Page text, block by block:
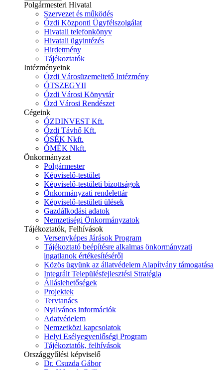
Polgármesteri Hivatal
Szervezet és működés
Ózdi Központi Ügyfélszolgálat
Hivatali telefonkönyv
Hivatali ügyintézés
Hirdetmény
Tájékoztatók
Intézményeink
Ózdi Városüzemeltető Intézmény
ÓTSZEGYII
Ózdi Városi Könyvtár
Ózd Városi Rendészet
Cégeink
ÓZDINVEST Kft.
Ózdi Távhő Kft.
ÓSÉK Nkft.
ÓMÉK Nkft.
Önkormányzat
Polgármester
Képviselő-testület
Képviselő-testületi bizottságok
Önkormányzati rendelettár
Képviselő-testületi ülések
Gazdálkodási adatok
Nemzetiségi Önkormányzatok
Tájékoztatók, Felhívások
Versenyképes Járások Program
Tájékoztató beépítésre alkalmas önkormányzati
ingatlanok értékesítéséről
Közös ügyünk az állatvédelem Alapítvány támogatása
Integrált Településfejlesztési Stratégia
Álláslehetőségek
Projektek
Tervtanács
Nyilvános információk
Adatvédelem
Nemzetközi kapcsolatok
Helyi Esélyegyenlőségi Program
Tájékoztatók, felhívások
Országgyűlési képviselő
Dr. Csuzda Gábor